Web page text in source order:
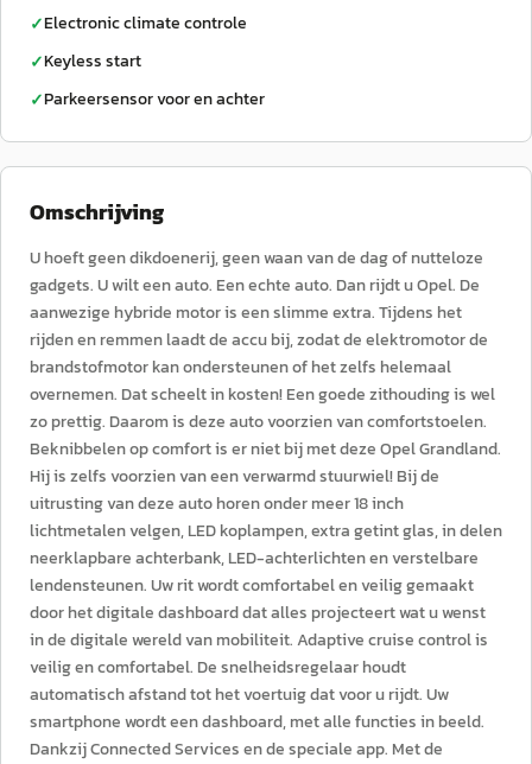
✓Electronic climate controle
✓Keyless start
✓Parkeersensor voor en achter
Omschrijving
U hoeft geen dikdoenerij, geen waan van de dag of nutteloze
gadgets. U wilt een auto. Een echte auto. Dan rijdt u Opel. De
aanwezige hybride motor is een slimme extra. Tijdens het
rijden en remmen laadt de accu bij, zodat de elektromotor de
brandstofmotor kan ondersteunen of het zelfs helemaal
overnemen. Dat scheelt in kosten! Een goede zithouding is wel
zo prettig. Daarom is deze auto voorzien van comfortstoelen.
Beknibbelen op comfort is er niet bij met deze Opel Grandland.
Hij is zelfs voorzien van een verwarmd stuurwiel! Bij de
uitrusting van deze auto horen onder meer 18 inch
lichtmetalen velgen, LED koplampen, extra getint glas, in delen
neerklapbare achterbank, LED-achterlichten en verstelbare
lendensteunen. Uw rit wordt comfortabel en veilig gemaakt
door het digitale dashboard dat alles projecteert wat u wenst
in de digitale wereld van mobiliteit. Adaptive cruise control is
veilig en comfortabel. De snelheidsregelaar houdt
automatisch afstand tot het voertuig dat voor u rijdt. Uw
smartphone wordt een dashboard, met alle functies in beeld.
Dankzij Connected Services en de speciale app. Met de